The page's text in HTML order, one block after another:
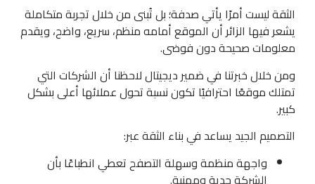
الثقة ليست أمرًا يأتي صدفة؛ بل تُبنى من خلال تجربة متكاملة
يشعر فيها الزائر أن الموقع أمامه منظم، سريع، واضح، ويقدم
معلومات صحيحة دون فوضى.
ومن خلال خبرتنا في ضمير ديجيتال لاحظنا أن الشركات التي
تمتلك موقعًا احترافيًا تكون نسبة تحول عملائها أعلى بشكل
كبير.
التصميم الجيد يساعد في بناء الثقة عبر:
واجهة منظمة وسهلة التصفح تعطي انطباعًا بأن
الشركة جدية ومهنية.